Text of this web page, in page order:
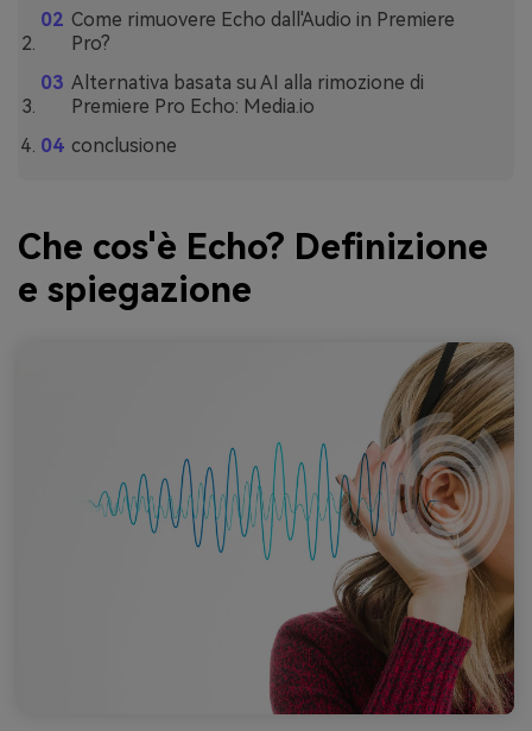
Come rimuovere Echo dall'Audio in Premiere
Pro?
Alternativa basata su AI alla rimozione di
Premiere Pro Echo: Media.io
conclusione
Che cos'è Echo? Definizione
e spiegazione